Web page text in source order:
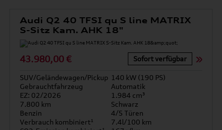
Audi Q2 40 TFSI qu S line MATRIX
S-Sitz Kam. AHK 18"
43.980,00 € Sofort verfügbar
SUV/Geländewagen/Pickup 140 kW (190 PS)
Gebrauchtfahrzeug
Automatik
EZ: 02/2026
1.984 cm³
7.800 km
Schwarz
Benzin
4/5 Türen
Verbrauch kombiniert¹
7.4l/100 km